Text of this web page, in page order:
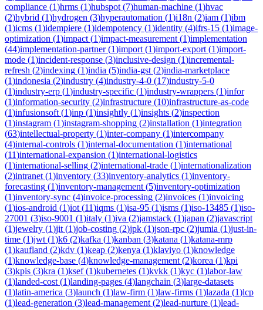
compliance (1)hrms (1)hubspot (7)human-machine (1)hvac
(2)hybrid (1)hydrogen (3)hyperautomation (1)i18n (2)iam (1)ibm
(1)icms (1)idempiere (1)idempotency (1)identity (4)ifrs-15 (1)image-
optimization (1)impact (1)impact-measurement (1)implementation
(44)implementation-partner(1)import (1)import-export (1)import-
mode (1)incident-response (3)inclusive-design (1)incremental-
refresh (2)indexing (1)india (5)india-gst (2)india-marketplace
(1)indonesia (2)industry (4)industry-4-0 (17)industry-5-0
(1)industry-erp (1)industry-specific (1)industry-wrappers (1)infor
(1)information-security (2)infrastructure (10)infrastructure-as-code
(1)infusionsoft (1)inp (1)insightly (1)insights (2)inspection
(1)instagram (1)instagram-shopping (2)installation (1)integration
(63)intellectual-property (1)inter-company (1)intercompany
(4)internal-controls (1)internal-documentation (1)international
(11)international-expansion (1)international-logistics
(1)international-selling (2)international-trade (1)internationalization
(2)intranet (1)inventory (33)inventory-analytics (1)inventory-
forecasting (1)inventory-management (5)inventory-optimization
(1)inventory-sync (4)invoice-processing (2)invoices (1)invoicing
(1)ios-android (1)iot (11)iqms (1)isa-95 (1)isms (1)iso-13485 (1)iso-
27001 (3)iso-9001 (1)italy (1)iva (2)jamstack (1)japan (2)javascript
(1)jewelry (1)jit (1)job-costing (2)jpk (1)json-rpc (2)jumia (1)just-in-
time (1)jwt (1)k6 (2)kafka (1)kanban (3)katana (1)katana-mrp
(1)kaufland (2)kdv (1)keap (2)kenya (1)klaviyo (1)knowledge
(1)knowledge-base (4)knowledge-management (2)korea (1)kpi
(3)kpis (3)kra (1)ksef(1)kubernetes (1)kvkk (1)kyc (1)labor-law
(1)landed-cost (1)landing-pages (4)langchain (3)large-datasets
(1)latin-america (3)launch (1)law-firm (1)law-firms (1)lazada (1)lcp
(1)lead-generation (3)lead-management (2)lead-nurture (1)lead-